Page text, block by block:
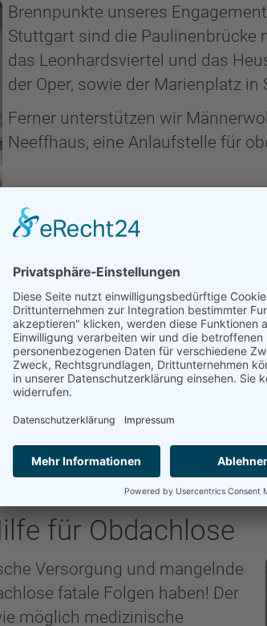
Brennpunkte unseres
Stuttgart sind die Paulinenbrücke
das Leonhardsviertel und das
der Oper, sowie der Marienplatz
Ferner unterstützen wir
Neeffhaus, eine Anlaufstelle für
gerade im Winter
Je schlechter das
regelmäßig ca. 80 Personen in
und seinen Helfern betreut.
Ausgabe von Decken werden
Unterkünften gerade in der
für Obdachlose
Versorgung und mangelnde
fatale Folgen haben! Der
möglich medizinische